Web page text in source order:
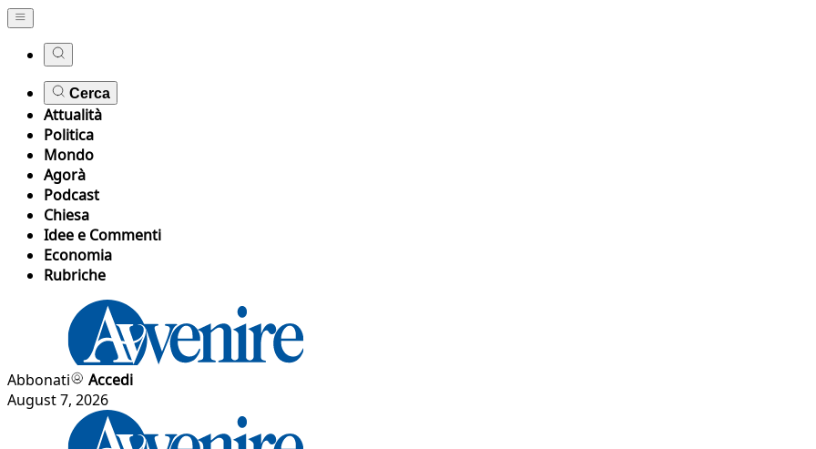
Cerca
Attualità
Politica
Mondo
Agorà
Podcast
Chiesa
Idee e Commenti
Economia
Rubriche
Abbonati
Accedi
August 7, 2026